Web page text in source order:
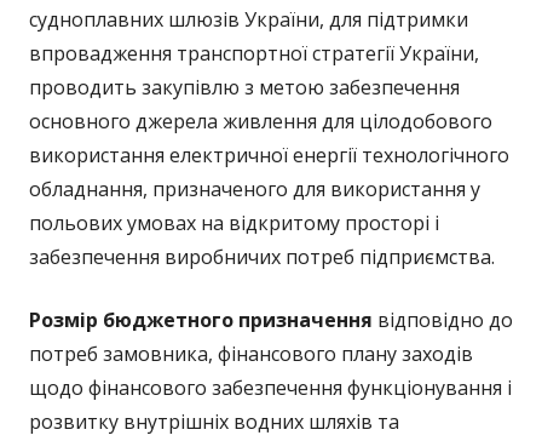
судноплавних шлюзів України, для підтримки
впровадження транспортної стратегії України,
проводить закупівлю з метою забезпечення
основного джерела живлення для цілодобового
використання електричної енергії технологічного
обладнання, призначеного для використання у
польових умовах на відкритому просторі і
забезпечення виробничих потреб підприємства.
Розмір бюджетного призначення відповідно до
потреб замовника, фінансового плану заходів
щодо фінансового забезпечення функціонування і
розвитку внутрішніх водних шляхів та